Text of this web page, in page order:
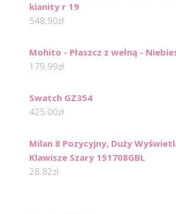
kianity r 19
548.90zł
Mohito - Płaszcz z wełną -
179.99zł
Swatch GZ354
425.00zł
Milan 8 Pozycyjny, Duży
Klawisze Szary 151708GBL
28.82zł